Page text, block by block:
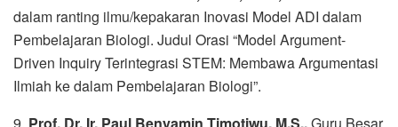
dalam ranting ilmu/kepakaran Inovasi Model ADI dalam
Pembelajaran Biologi. Judul Orasi “Model Argument-
Driven Inquiry Terintegrasi STEM: Membawa Argumentasi
Ilmiah ke dalam Pembelajaran Biologi”.
9. ⁠Prof. Dr. Ir. Paul Benyamin Timotiwu, M.S.,Guru Besar